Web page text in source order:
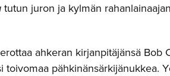
tutun juron ja kylmän
ahkeran kirjanpitäjänsä Bob
toivomaa pähkinänsärkijänukkea.